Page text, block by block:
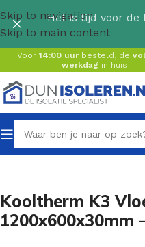
Skip to navigation
Skip to main content
Het is tijd voor de
Voor 14:00 uurbesteld, de
werkdag in huis
Home/Pir isolatie/
Kooltherm K3
1200x600x30mm